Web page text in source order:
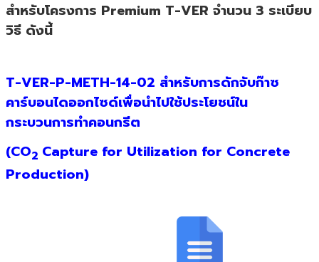
สำหรับโครงการ Premium T-VER จำนวน 3 ระเบียบ
วิธี ดังนี้
T-VER-P-METH-14-02 สำหรับการดักจับก๊าซ
คาร์บอนไดออกไซด์เพื่อนำไปใช้ประโยชน์ใน
กระบวนการทำคอนกรีต
(CO2 Capture for Utilization for Concrete
Production)